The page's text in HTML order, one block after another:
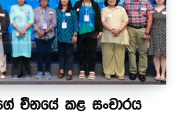
චීනයේ කළ සංචාරය